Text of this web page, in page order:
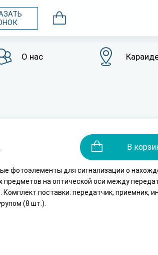
О нас
В
фотоэлементы для сигнализации о
предметов на оптической оси между
Комплект поставки: передатчик, приемник,
(8 шт.).